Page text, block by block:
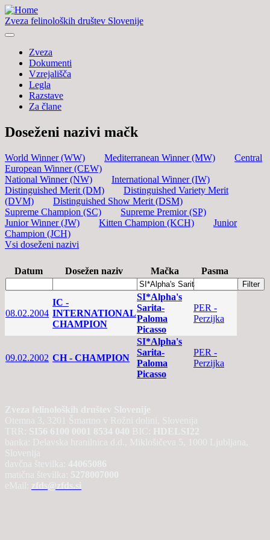
Zveza felinoloških društev Slovenije
Zveza
Dokumenti
Vzrejališča
Legla
Razstave
Za člane
Doseženi nazivi mačk
World Winner (WW) Mediterranean Winner (MW)
Central
European Winner (CEW)
National Winner (NW)
International Winner (IW)
Distinguished Merit (DM)
Distinguished Variety Merit
(DVM)
Distinguished Show Merit (DSM)
Supreme Champion (SC)
Supreme Premior (SP)
Junior Winner (JW)
Kitten Champion (KCH)
Junior
Champion (JCH)
Vsi doseženi nazivi
Datum Dosežen naziv Mačka Pasma
08.02.2004
IC -
INTERNATIONAL
CHAMPION
SI*Alpha's
Sarita-
Paloma
Picasso
PER -
Perzijka
09.02.2002 CH - CHAMPION
SI*Alpha's
Sarita-
Paloma
Picasso
PER -
Perzijka